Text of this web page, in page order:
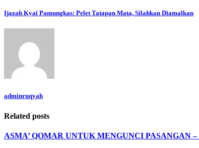
Ijazah Kyai Pamungkas: Pelet Tatapan Mata, Silahkan Diamalkan
adminruqyah
Related posts
ASMA’ QOMAR UNTUK MENGUNCI PASANGAN –